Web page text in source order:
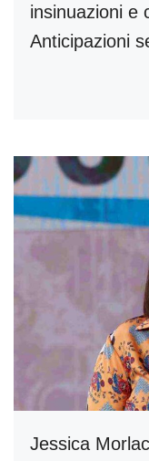
insinuazioni e
Anticipazioni
Jessica